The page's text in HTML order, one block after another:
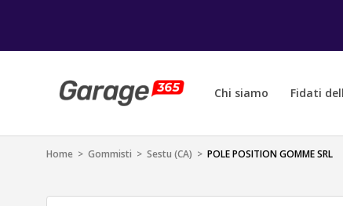
Chi siamo Fidati
Home > Gommisti > Sestu (CA) > POLE POSITION GOMME SRL